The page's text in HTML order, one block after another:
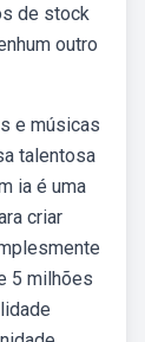
de stock
outro
e músicas
talentosa
ia é uma
criar
5 milhões